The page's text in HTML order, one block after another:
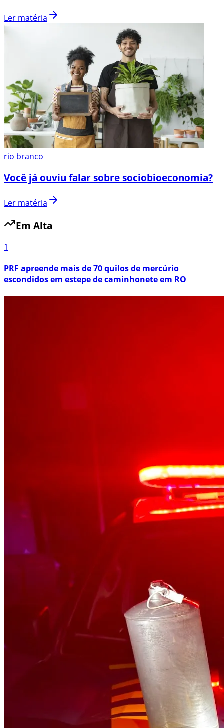
Ler matéria
rio branco
Você já ouviu falar sobre sociobioeconomia?
Ler matéria
Em Alta
1
PRF apreende mais de 70 quilos de mercúrio
escondidos em estepe de caminhonete em RO